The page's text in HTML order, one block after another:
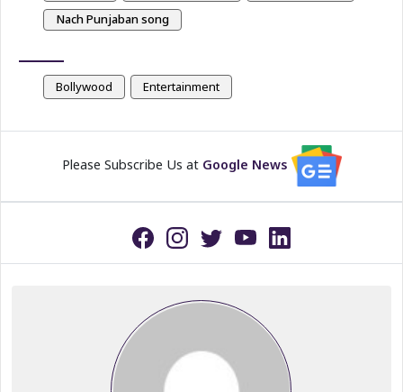
Nach Punjaban song
Bollywood Entertainment
Please Subscribe Us at Google News